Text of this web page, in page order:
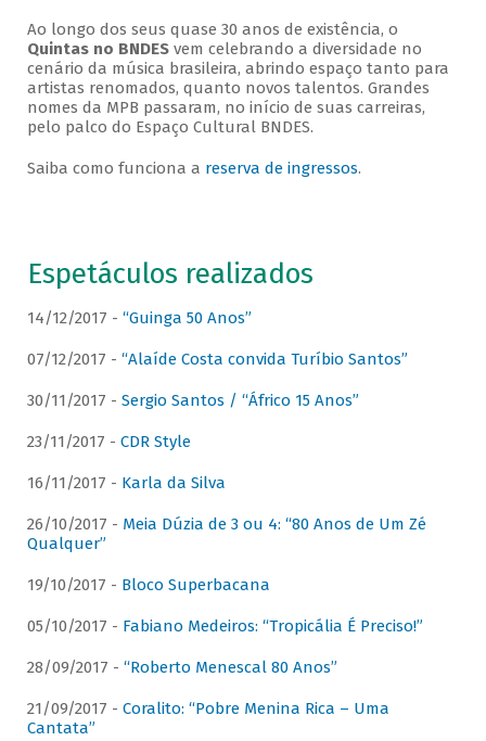
Ao longo dos seus quase 30 anos de existência, o
Quintas no BNDESvem celebrando a diversidade no
cenário da música brasileira, abrindo espaço tanto para
artistas renomados, quanto novos talentos. Grandes
nomes da MPB passaram, no início de suas carreiras,
pelo palco do Espaço Cultural BNDES.
Saiba como funciona a reserva de ingressos.
Espetáculos realizados
14/12/2017 - “Guinga 50 Anos”
07/12/2017 - “Alaíde Costa convida Turíbio Santos”
30/11/2017 - Sergio Santos / “Áfrico 15 Anos”
23/11/2017 - CDR Style
16/11/2017 - Karla da Silva
26/10/2017 - Meia Dúzia de 3 ou 4: “80 Anos de Um Zé
Qualquer”
19/10/2017 - Bloco Superbacana
05/10/2017 - Fabiano Medeiros: “Tropicália É Preciso!”
28/09/2017 - “Roberto Menescal 80 Anos”
21/09/2017 - Coralito: “Pobre Menina Rica – Uma
Cantata”